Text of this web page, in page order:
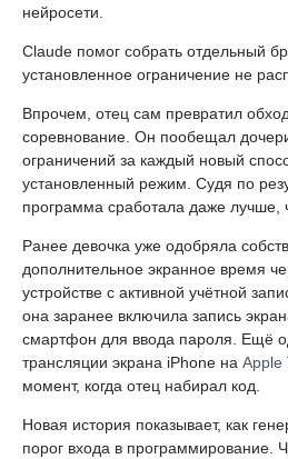
нейросети.
Claude помог собрать отдельный
установленное ограничение не
Впрочем, отец сам превратил
соревнование. Он пообещал
ограничений за каждый новый
установленный режим. Судя по
программа сработала даже лучше,
Ранее девочка уже одобряла
дополнительное экранное время
устройстве с активной учётной
она заранее включила запись
смартфон для ввода пароля. Ещё
трансляции экрана iPhone на Apple
момент, когда отец набирал код.
Новая история показывает, как
порог входа в программирование.